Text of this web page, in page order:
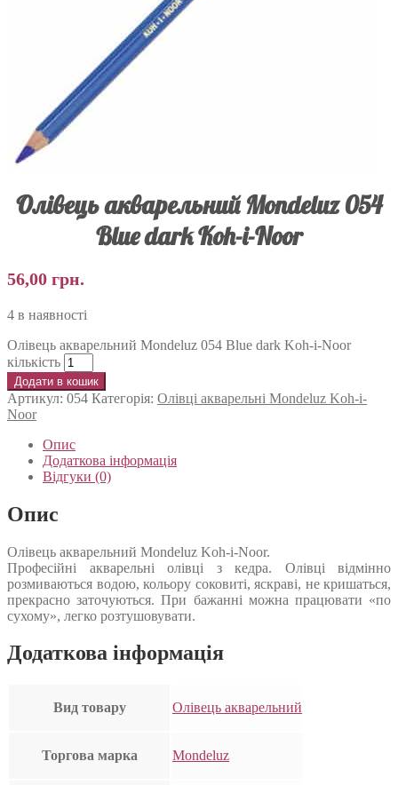
Олівець акварельний Mondeluz 054
Blue dark Koh-i-Noor
56,00 грн.
4 в наявності
Олівець акварельний Mondeluz 054 Blue dark Koh-i-Noor
кількість
Додати в кошик
Артикул: 054 Категорія: Олівці акварельні Mondeluz Koh-i-
Noor
Опис
Додаткова інформація
Відгуки (0)
Опис
Олівець акварельний Mondeluz Koh-i-Noor.
Професійні акварельні олівці з кедра. Олівці відмінно
розмиваються водою, кольору соковиті, яскраві, не кришаться,
прекрасно заточуються. При бажанні можна працювати «по
сухому», легко розтушовувати.
Додаткова інформація
Вид товару Олівець акварельний
Торгова марка Mondeluz